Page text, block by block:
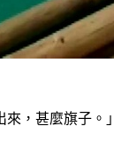
，甚麼旗子。」